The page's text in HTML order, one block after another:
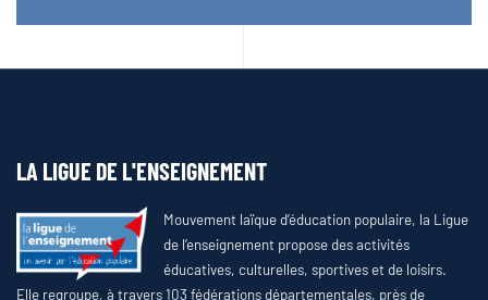
LA LIGUE DE L'ENSEIGNEMENT
Mouvement laïque d’éducation populaire, la Ligue
de l’enseignement propose des activités
éducatives, culturelles, sportives et de loisirs.
Elle regroupe, à travers 103 fédérations départementales, près de